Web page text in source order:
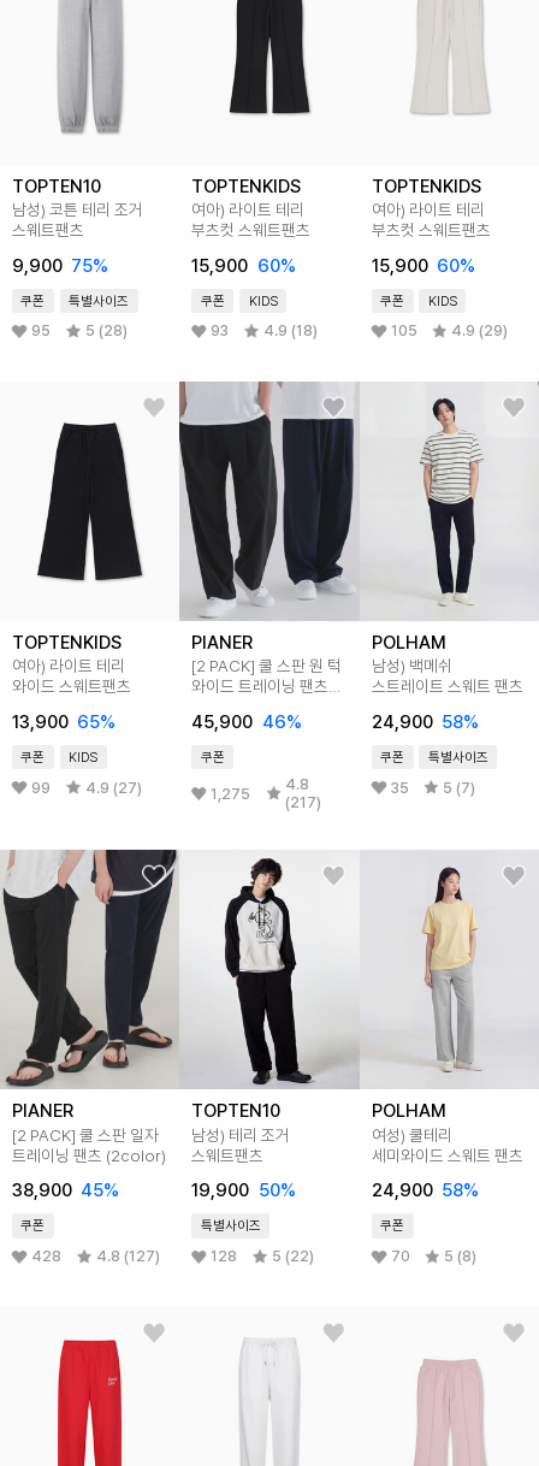
TOPTEN10
남성) 코튼 테리 조거
스웨트팬츠
9,900 75%
쿠폰 특별사이즈
95 5 (28)
TOPTENKIDS
여아) 라이트 테리
부츠컷 스웨트팬츠
15,900 60%
쿠폰 KIDS
93 4.9 (18)
TOPTENKIDS
여아) 라이트 테리
부츠컷 스웨트팬츠
15,900 60%
쿠폰 KIDS
105 4.9 (29)
TOPTENKIDS
여아) 라이트 테리
와이드 스웨트팬츠
13,900 65%
쿠폰 KIDS
99 4.9 (27)
PIANER
[2 PACK] 쿨 스판 원 턱
와이드 트레이닝 팬츠
45,900 46%
쿠폰
1,275
4.8
(217)
POLHAM
남성) 백메쉬
스트레이트 스웨트 팬츠
24,900 58%
쿠폰 특별사이즈
35 5 (7)
PIANER
[2 PACK] 쿨 스판 일자
트레이닝 팬츠 (2color)
38,900 45%
쿠폰
428 4.8 (127)
TOPTEN10
남성) 테리 조거
스웨트팬츠
19,900 50%
특별사이즈
128 5 (22)
POLHAM
여성) 쿨테리
세미와이드 스웨트 팬츠
24,900 58%
쿠폰
70 5 (8)